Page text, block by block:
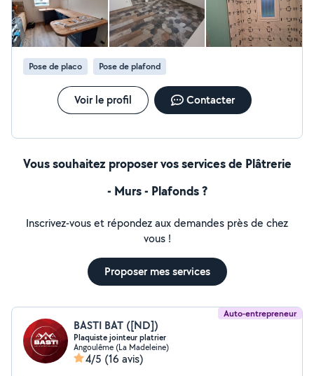
rénovation terrasse faience piscine dalles etc le tout
avec décennale.
Pose de placo Pose de plafond
Voir le profil Contacter
Vous souhaitez proposer vos services de Plâtrerie
- Murs - Plafonds ?
Inscrivez-vous et répondez aux demandes près de chez
vous !
Proposer mes services
Auto-entrepreneur
BASTI BAT ([ND])
Plaquiste jointeur platrier
Angoulême (La Madeleine)
4/5 (16 avis)